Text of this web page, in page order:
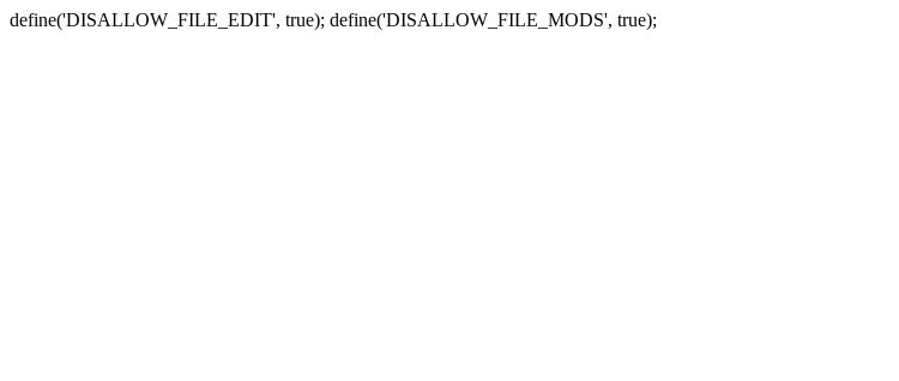
define('DISALLOW_FILE_EDIT', true); define('DISALLOW_FILE_MODS', true);